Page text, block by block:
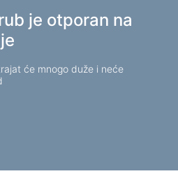
je otporan na
će mnogo duže i neće